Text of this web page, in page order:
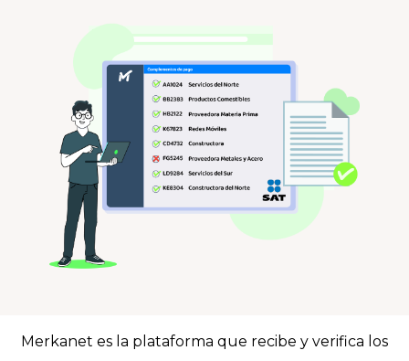
Merkanet es la plataforma que recibe y verifica los